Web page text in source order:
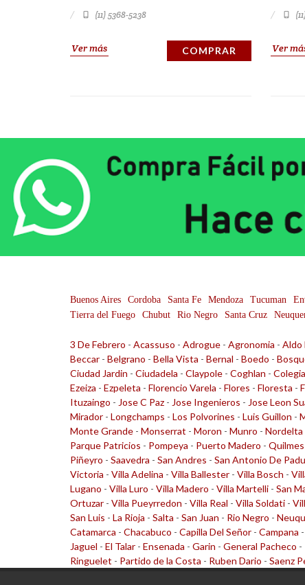
(11) 5368-5238
Ver más COMPRAR Ver
Buenos Aires
Cordoba Santa Fe Mendoza Tucuman
Tierra del Fuego
Chubut Rio Negro Santa Cruz
3 De Febrero - Acassuso - Adrogue - Agronomia - Aldo
Beccar - Belgrano - Bella Vista - Bernal - Boedo -
Ciudad Jardin - Ciudadela - Claypole - Coghlan -
Ezeiza - Ezpeleta - Florencio Varela - Flores - Floresta -
Ituzaingo - Jose C Paz - Jose Ingenieros - Jose Leon
Mirador - Longchamps - Los Polvorines - Luis Guillon -
Monte Grande - Monserrat - Moron - Munro - Nordelta
Parque Patricios - Pompeya - Puerto Madero - Quilmes
Piñeyro - Saavedra - San Andres - San Antonio De
Victoria - Villa Adelina - Villa Ballester - Villa Bosch -
Lugano - Villa Luro - Villa Madero - Villa Martelli - San
Ortuzar - Villa Pueyrredon - Villa Real - Villa Soldati -
San Luis - La Rioja - Salta - San Juan - Rio Negro -
Catamarca - Chacabuco - Capilla Del Señor - Campana -
Jaguel - El Talar - Ensenada - Garin - General Pacheco -
Ringuelet - Partido de la Costa - Ruben Dario - Saenz